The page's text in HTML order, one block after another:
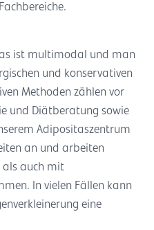
ist multimodal und man
und konservativen
Methoden zählen vor
und Diätberatung sowie
Adipositaszentrum
an und arbeiten
als auch mit
In vielen Fällen kann
eine